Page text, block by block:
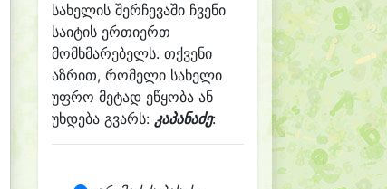
სახელის შერჩევაში ჩვენი
საიტის ერთიერთ
მომხმარებელს. თქვენი
აზრით, რომელი სახელი
უფრო მეტად ეწყობა ან
უხდება გვარს: კაპანაძე: